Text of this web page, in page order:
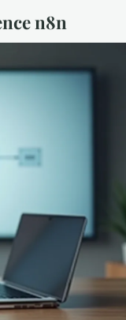
n8n